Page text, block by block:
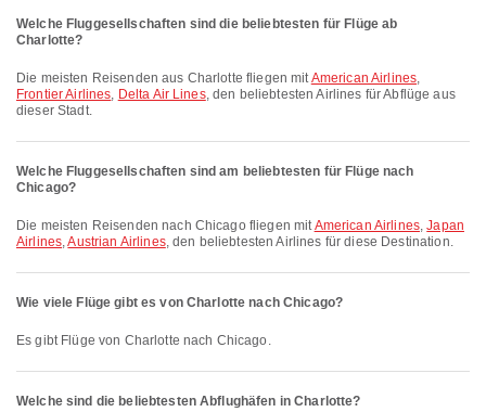
Welche Fluggesellschaften sind die beliebtesten für Flüge ab
Charlotte?
Die meisten Reisenden aus Charlotte fliegen mitAmerican Airlines,
Frontier Airlines, Delta Air Lines, den beliebtesten Airlines für Abflüge aus
dieser Stadt.
Welche Fluggesellschaften sind am beliebtesten für Flüge nach
Chicago?
Die meisten Reisenden nach Chicago fliegen mitAmerican Airlines,Japan
Airlines,Austrian Airlines, den beliebtesten Airlines für diese Destination.
Wie viele Flüge gibt es von Charlotte nach Chicago?
Es gibt Flüge von Charlotte nach Chicago.
Welche sind die beliebtesten Abflughäfen in Charlotte?